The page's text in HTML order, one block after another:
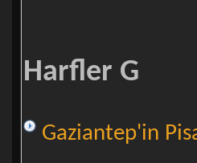
Harfler G
Gaziantep'in